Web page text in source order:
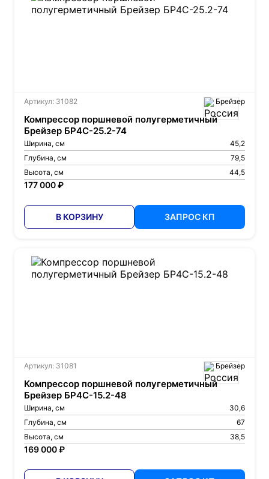
Артикул: 31082 Брейзер
Компрессор поршневой полугерметичный
Брейзер БР4С-25.2-74
Ширина, см
45,2
Глубина, см
79,5
Высота, см
44,5
177 000 ₽
В КОРЗИНУ ЗАПРОС КП
Артикул: 31081 Брейзер
Компрессор поршневой полугерметичный
Брейзер БР4С-15.2-48
Ширина, см
30,6
Глубина, см
67
Высота, см
38,5
169 000 ₽